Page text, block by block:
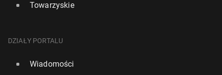
3 października 2025, 12:00
Towarzyskie
DZIAŁY PORTALU
Wiadomości